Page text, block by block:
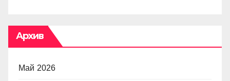
Архив
Май 2026